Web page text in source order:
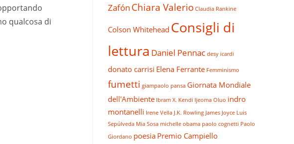
qualcosa di
Zafón Chiara Valerio Claudia Rankine
Colson Whitehead Consigli di
lettura Daniel Pennac desy icardi
donato carrisi Elena Ferrante Femminismo
fumetti giampaolo pansa Giornata Mondiale
dell'Ambiente Ibram X. Kendi Ijeoma Oluo indro
montanelli Irene Vella J.K. Rowling James Joyce Luis
Sepúlveda Mia Sosa michelle obama paolo cognetti Paolo
Giordano poesia Premio Campiello